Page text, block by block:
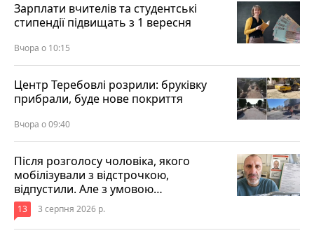
Зарплати вчителів та студентські
стипендії підвищать з 1 вересня
Вчора о 10:15
Центр Теребовлі розрили: бруківку
прибрали, буде нове покриття
Вчора о 09:40
Після розголосу чоловіка, якого
мобілізували з відстрочкою,
відпустили. Але з умовою…
13 3 серпня 2026 р.